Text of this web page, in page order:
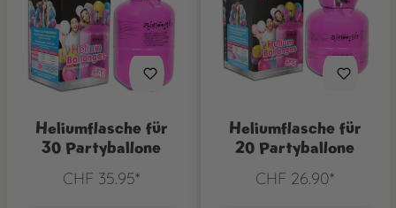
Heliumflasche für
30 Partyballone
CHF 35.95*
Heliumflasche für
20 Partyballone
CHF 26.90*